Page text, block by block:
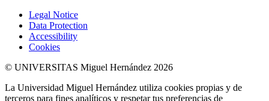
Legal Notice
Data Protection
Accessibility
Cookies
© UNIVERSITAS Miguel Hernández 2026
La Universidad Miguel Hernández utiliza cookies propias y de
terceros para fines analíticos y respetar tus preferencias de